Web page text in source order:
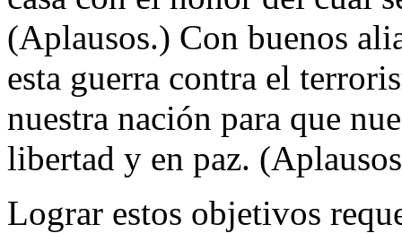
(Aplausos.) Con buenos
esta guerra contra el
nuestra nación para que
libertad y en paz.
Lograr estos objetivos